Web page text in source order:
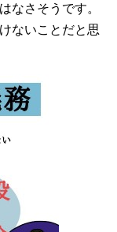
なさそうです。
ないことだと思